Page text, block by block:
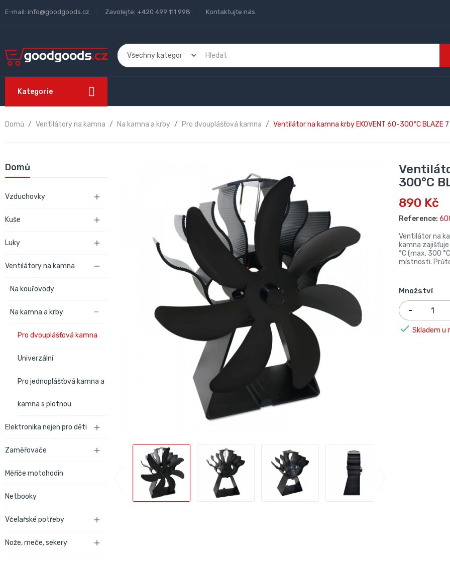
E-mail: info@goodgoods.cz Zavolejte: +420 499 111 998 Kontaktujte nás
Kategorie
Domů Ventilátory na kamna Na kamna a krby Pro dvouplášťová kamna Ventilátor na kamna krby EKOVENT 60-300°C BLAZE
Domů
Vzduchovky 
Kuše 
Luky 
Ventilátory na kamna 
Na kouřovody
Na kamna a krby 
Pro dvouplášťová kamna
Univerzální
Pro jednoplášťová kamna a
kamna s plotnou
Elektronika nejen pro děti 
Zaměřovače 
Měřiče motohodin
Netbooky
Včelařské potřeby 
Nože, meče, sekery 
300°C
890 Kč
Reference:
Ventilátor na
kamna
°C (max. 300
místnosti.
Množství
 Skladem u